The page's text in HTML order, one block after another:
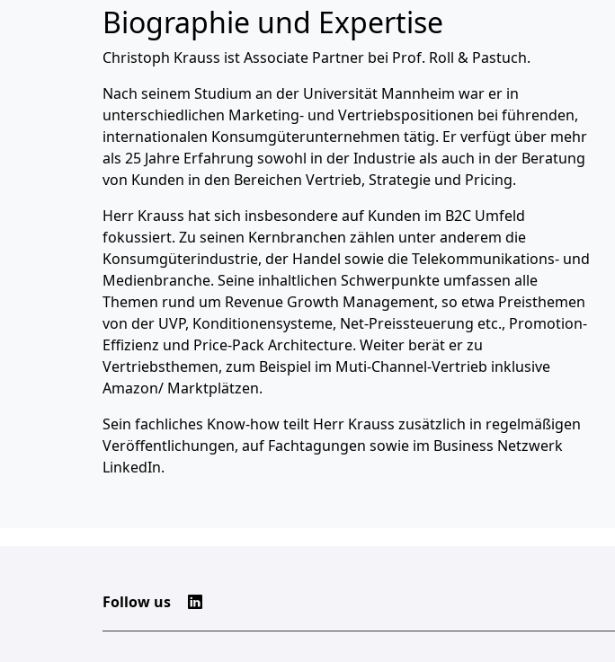
Biographie und Expertise
Christoph Krauss ist Associate Partner bei Prof. Roll & Pastuch.
Nach seinem Studium an der Universität Mannheim war er in
unterschiedlichen Marketing- und Vertriebspositionen bei führenden,
internationalen Konsumgüterunternehmen tätig. Er verfügt über mehr
als 25 Jahre Erfahrung sowohl in der Industrie als auch in der Beratung
von Kunden in den Bereichen Vertrieb, Strategie und Pricing.
Herr Krauss hat sich insbesondere auf Kunden im B2C Umfeld
fokussiert. Zu seinen Kernbranchen zählen unter anderem die
Konsumgüterindustrie, der Handel sowie die Telekommunikations- und
Medienbranche. Seine inhaltlichen Schwerpunkte umfassen alle
Themen rund um Revenue Growth Management, so etwa Preisthemen
von der UVP, Konditionensysteme, Net-Preissteuerung etc., Promotion-
Effizienz und Price-Pack Architecture. Weiter berät er zu
Vertriebsthemen, zum Beispiel im Muti-Channel-Vertrieb inklusive
Amazon/ Marktplätzen.
Sein fachliches Know-how teilt Herr Krauss zusätzlich in regelmäßigen
Veröffentlichungen, auf Fachtagungen sowie im Business Netzwerk
LinkedIn.
Follow us